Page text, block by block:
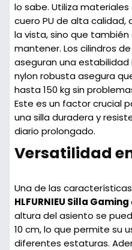
lo sabe. Utilizamateriales
cuero PU de alta
la vista, sino que
mantener. Los cilindros
aseguran una estabilidad
nylon robusta asegura
hasta150 kgsin
Este es un factor crucial
una silla duradera y
diario prolongado.
Versatilidad
Una de las
HLFURNIEU Silla Gaming
altura del asiento se
10 cm, lo que permite su
diferentes estaturas.